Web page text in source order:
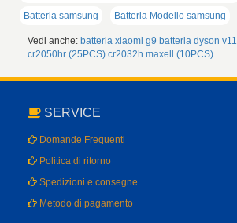
Batteria samsung
Batteria Modello samsung
Vedi anche: batteria xiaomi g9 batteria dyson v11
cr2050hr (25PCS) cr2032h maxell (10PCS)
SERVICE
Domande Frequenti
Politica di ritorno
Spedizioni e consegne
Metodo di pagamento